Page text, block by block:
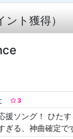
ト獲得）
3
援ソング！ ひた
ぎる、神曲確定で